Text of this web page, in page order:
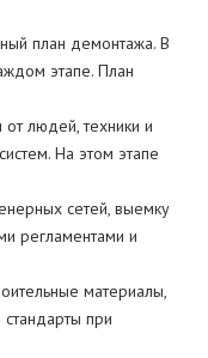
план демонтажа. В
этапе. План
людей, техники и
На этом этапе
сетей, выемку
регламентами и
материалы,
при